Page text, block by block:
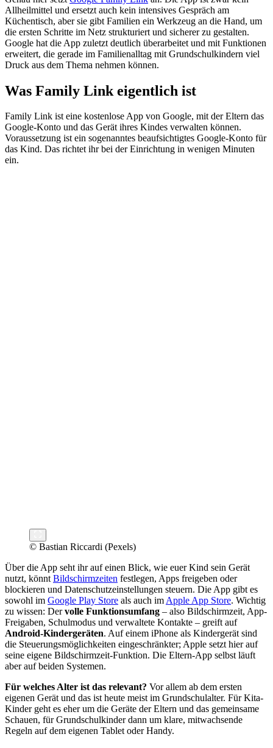
Allheilmittel und ersetzt auch kein intensives Gespräch am
Küchentisch, aber sie gibt Familien ein Werkzeug an die Hand, um
die ersten Schritte im Netz strukturiert und sicherer zu gestalten.
Google hat die App zuletzt deutlich überarbeitet und mit Funktionen
erweitert, die gerade im Familienalltag mit Grundschulkindern viel
Druck aus dem Thema nehmen können.
Was Family Link eigentlich ist
Family Link ist eine kostenlose App von Google, mit der Eltern das
Google-Konto und das Gerät ihres Kindes verwalten können.
Voraussetzung ist ein sogenanntes beaufsichtigtes Google-Konto für
das Kind. Das richtet ihr bei der Einrichtung in wenigen Minuten
ein.
© Bastian Riccardi (Pexels)
Über die App seht ihr auf einen Blick, wie euer Kind sein Gerät
nutzt, könntBildschirmzeiten festlegen, Apps freigeben oder
blockieren und Datenschutzeinstellungen steuern. Die App gibt es
sowohl im Google Play Store als auch imApple App Store. Wichtig
zu wissen: Dervolle Funktionsumfang – also Bildschirmzeit, App-
Freigaben, Schulmodus und verwaltete Kontakte – greift auf
Android-Kindergeräten. Auf einem iPhone als Kindergerät sind
die Steuerungsmöglichkeiten eingeschränkter; Apple setzt hier auf
seine eigene Bildschirmzeit-Funktion. Die Eltern-App selbst läuft
aber auf beiden Systemen.
Für welches Alter ist das relevant? Vor allem ab dem ersten
eigenen Gerät und das ist heute meist im Grundschulalter. Für Kita-
Kinder geht es eher um die Geräte der Eltern und das gemeinsame
Schauen, für Grundschulkinder dann um klare, mitwachsende
Regeln auf dem eigenen Tablet oder Handy.